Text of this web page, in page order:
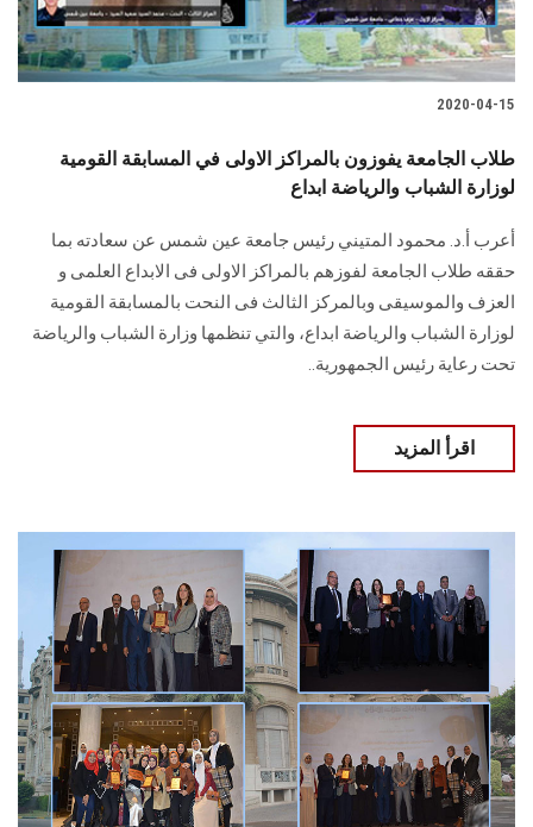
الطلاب
الدراسات العليا
الخريجين
الموظفون
2020-04-15
طلاب الجامعة يفوزون بالمراكز الاولى في المسابقة القومية
لوزارة الشباب والرياضة ابداع
أعرب أ.د. محمود المتيني رئيس جامعة عين شمس عن سعادته بما
حققه طلاب الجامعة لفوزهم بالمراكز الاولى فى الابداع العلمى و
العزف والموسيقى وبالمركز الثالث فى النحت بالمسابقة القومية
لوزارة الشباب والرياضة ابداع، والتي تنظمها وزارة الشباب والرياضة
تحت رعاية رئيس الجمهورية..
اقرأ المزيد